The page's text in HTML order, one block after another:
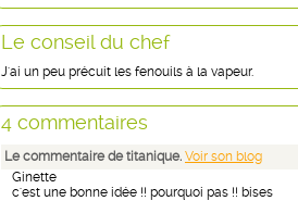
Le conseil du chef
J'ai un peu précuit les fenouils à la vapeur.
4 commentaires
Le commentaire de titanique. Voir son blog
Ginette
c'est une bonne idée !! pourquoi pas !! bises